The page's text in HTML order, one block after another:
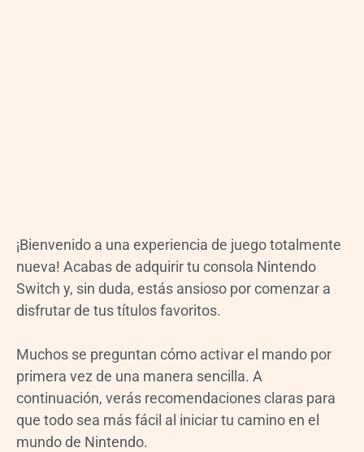
¡Bienvenido a una experiencia de juego totalmente
nueva! Acabas de adquirir tu consola Nintendo
Switch y, sin duda, estás ansioso por comenzar a
disfrutar de tus títulos favoritos.
Muchos se preguntan cómo activar el mando por
primera vez de una manera sencilla. A
continuación, verás recomendaciones claras para
que todo sea más fácil al iniciar tu camino en el
mundo de Nintendo.